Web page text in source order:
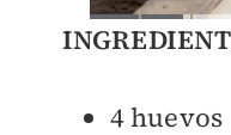
4 huevos